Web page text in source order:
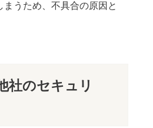
まうため、不具合の原因と
社のセキュリ